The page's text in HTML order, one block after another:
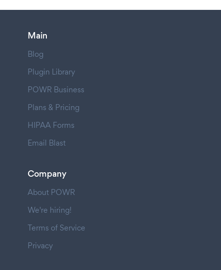
Main
Blog
Plugin Library
POWR Business
Plans & Pricing
HIPAA Forms
Email Blast
Company
About POWR
We're hiring!
Terms of Service
Privacy